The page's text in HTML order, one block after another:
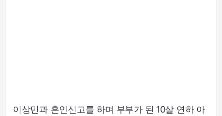
이상민과 혼인신고를 하며 부부가 된 10살 연하 아